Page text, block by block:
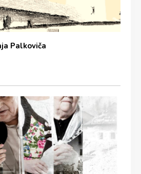
Palkoviča